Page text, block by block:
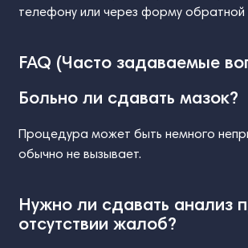
телефону или через форму обратной
FAQ (Часто задаваемые
Больно ли сдавать мазок?
Процедура может быть немного
обычно не вызывает.
Нужно ли сдавать анализ
отсутствии жалоб?